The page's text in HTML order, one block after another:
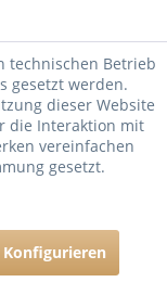
technischen Betrieb
gesetzt werden.
dieser Website
die Interaktion mit
vereinfachen
gesetzt.
Konfigurieren